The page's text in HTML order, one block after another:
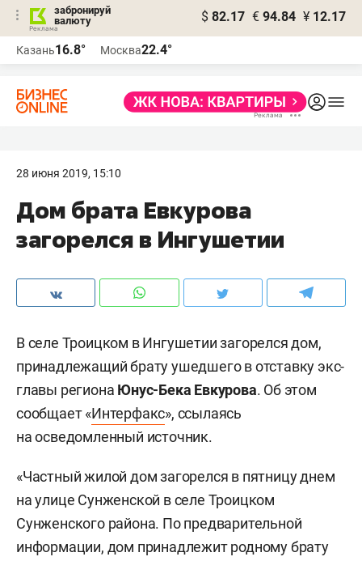
забронируй
валюту
$ 82.17 € 94.84 ¥ 12.17
Казань16.8° Москва22.4°
28 июня 2019, 15:10
Дом брата Евкурова
загорелся в Ингушетии
В селе Троицком в Ингушетии загорелся дом,
принадлежащий брату ушедшего в отставку экс-
главы региона Юнус-Бека Евкурова. Об этом
сообщает «Интерфакс», ссылаясь
на осведомленный источник.
«Частный жилой дом загорелся в пятницу днем
на улице Сунженской в селе Троицком
Сунженского района. По предварительной
информации, дом принадлежит родному брату